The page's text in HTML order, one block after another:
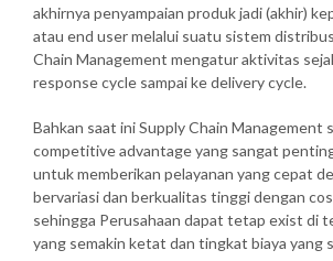
akhirnya penyampaian produk jadi (akhir)
atau end user melalui suatu sistem
Chain Management mengatur aktivitas
response cycle sampai ke delivery cycle.
Bahkan saat ini Supply Chain Management
competitive advantage yang sangat
untuk memberikan pelayanan yang cepat
bervariasi dan berkualitas tinggi dengan
sehingga Perusahaan dapat tetap exist di
yang semakin ketat dan tingkat biaya yang